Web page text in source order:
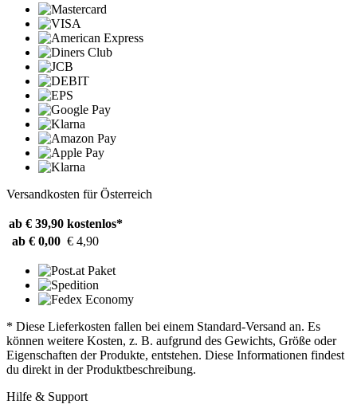
Versandkosten für Österreich
ab € 39,90 kostenlos*
ab € 0,00 € 4,90
* Diese Lieferkosten fallen bei einem Standard-Versand an. Es
können weitere Kosten, z. B. aufgrund des Gewichts, Größe oder
Eigenschaften der Produkte, entstehen. Diese Informationen findest
du direkt in der Produktbeschreibung.
Hilfe & Support